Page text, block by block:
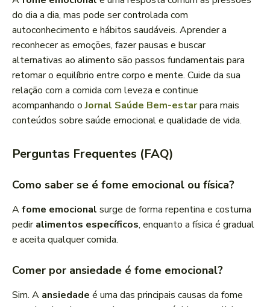
do dia a dia, mas pode ser controlada com
autoconhecimento e hábitos saudáveis. Aprender a
reconhecer as emoções, fazer pausas e buscar
alternativas ao alimento são passos fundamentais para
retomar o equilíbrio entre corpo e mente. Cuide da sua
relação com a comida com leveza e continue
acompanhando oJornal Saúde Bem-estarpara mais
conteúdos sobre saúde emocional e qualidade de vida.
Perguntas Frequentes (FAQ)
Como saber se é fome emocional ou física?
Afome emocional surge de forma repentina e costuma
pediralimentos específicos, enquanto a física é gradual
e aceita qualquer comida.
Comer por ansiedade é fome emocional?
Sim. A ansiedade é uma das principais causas da fome